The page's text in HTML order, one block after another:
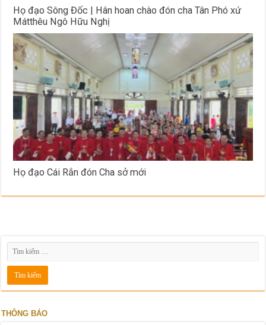
Họ đạo Sông Đốc | Hân hoan chào đón cha Tân Phó xứ
Mátthêu Ngô Hữu Nghị
Họ đạo Cái Rắn đón Cha sở mới
THÔNG BÁO